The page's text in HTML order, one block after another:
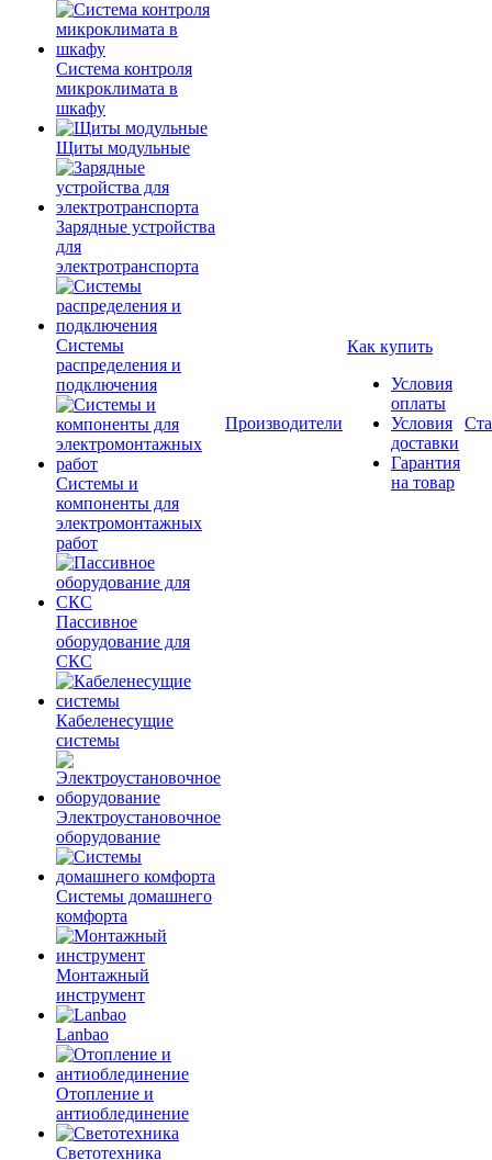
Система контроля
микроклимата в
шкафу
Щиты модульные
Зарядные устройства
для
электротранспорта
Системы
распределения и
подключения
Системы и
компоненты для
электромонтажных
работ
Пассивное
оборудование для
СКС
Кабеленесущие
системы
Электроустановочное
оборудование
Системы домашнего
комфорта
Монтажный
инструмент
Lanbao
Отопление и
антиоблединение
Светотехника
Производители
Как купить
Условия
оплаты
Условия
доставки
Гарантия
на товар